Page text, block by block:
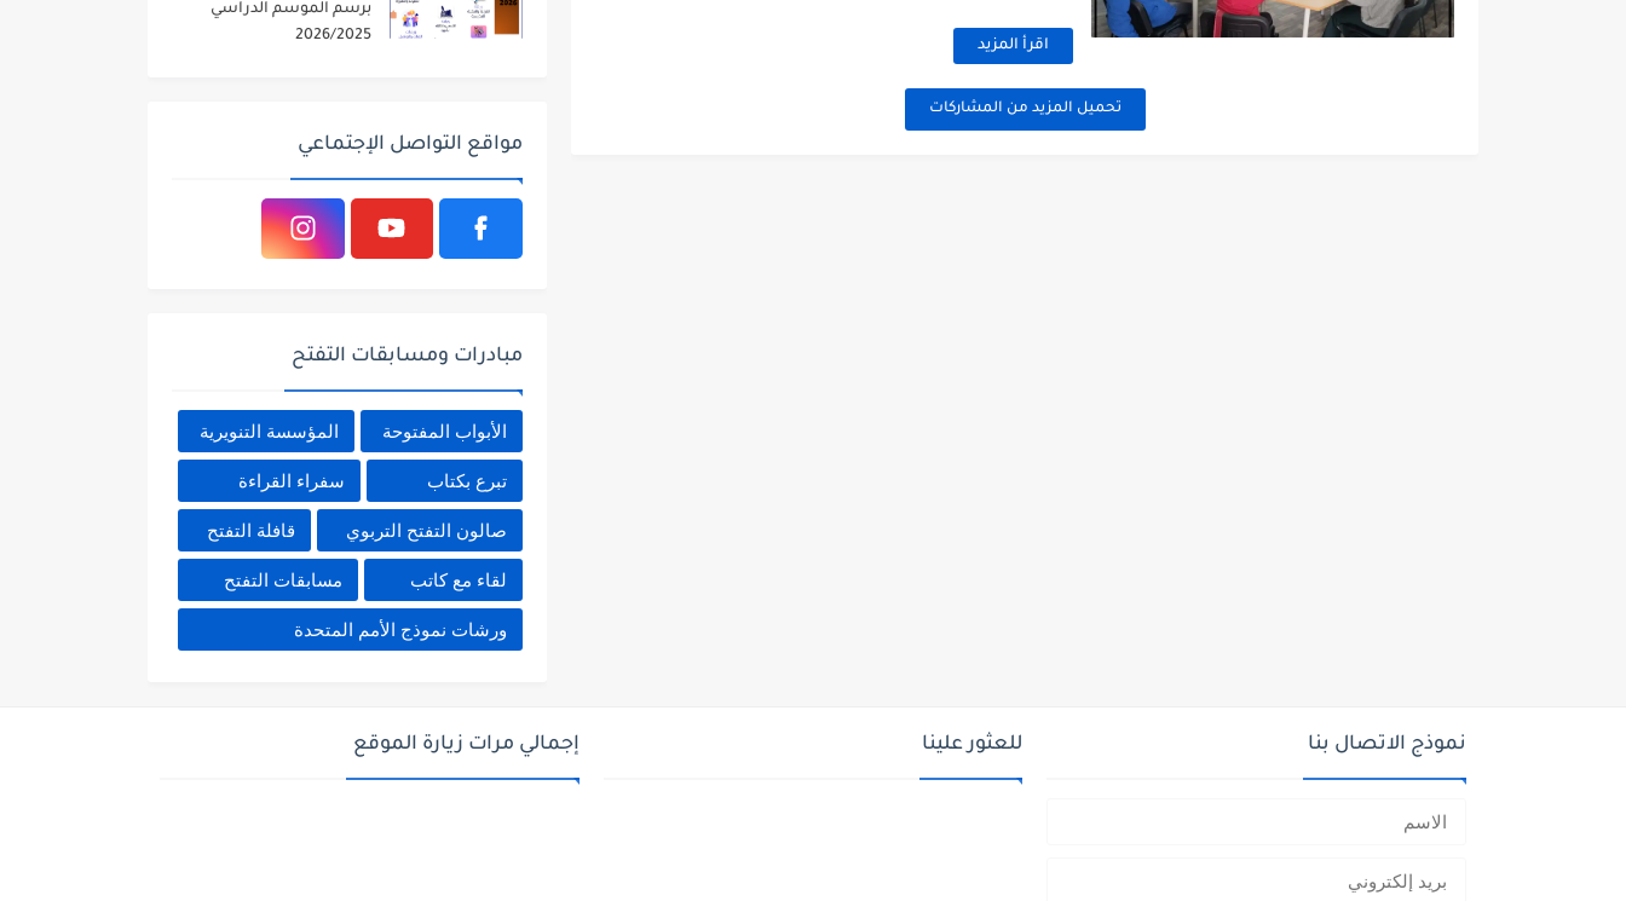
اقرأ المزيد
تحميل المزيد من المشاركات
برسم الموسم الدراسي
2026/2025
مواقع التواصل الإجتماعي
مبادرات ومسابقات التفتح
الأبواب المفتوحة المؤسسة التنويرية
تبرع بكتاب سفراء القراءة
صالون التفتح التربوي قافلة التفتح
لقاء مع كاتب مسابقات التفتح
ورشات نموذج الأمم المتحدة
نموذج الاتصال بنا للعثور علينا إجمالي مرات زيارة الموقع